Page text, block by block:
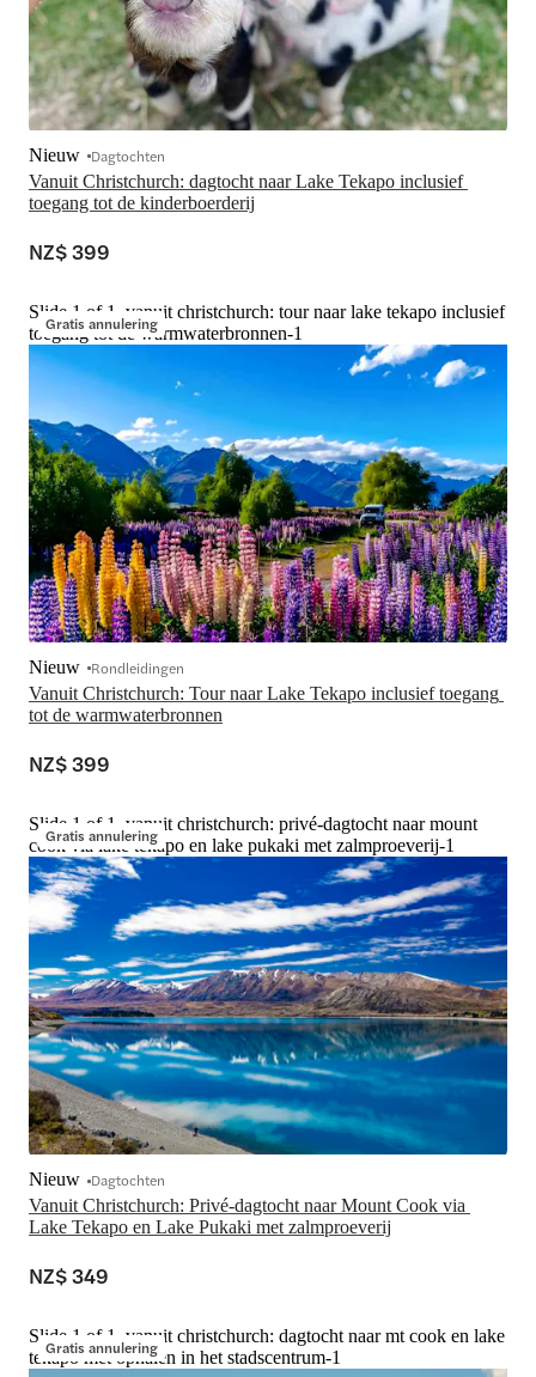
Vanuit Christchurch: dagtocht naar Lake Tekapo inclusief
toegang tot de kinderboerderij
Nieuw Dagtochten
NZ$ 399
Gratis annulering
Slide 1 of 1, vanuit christchurch: tour naar lake tekapo inclusief
toegang tot de warmwaterbronnen-1
Vanuit Christchurch: Tour naar Lake Tekapo inclusief toegang
tot de warmwaterbronnen
Nieuw Rondleidingen
NZ$ 399
Gratis annulering
Slide 1 of 1, vanuit christchurch: privé-dagtocht naar mount
cook via lake tekapo en lake pukaki met zalmproeverij-1
Vanuit Christchurch: Privé-dagtocht naar Mount Cook via
Lake Tekapo en Lake Pukaki met zalmproeverij
Nieuw Dagtochten
NZ$ 349
Gratis annulering
Slide 1 of 1, vanuit christchurch: dagtocht naar mt cook en lake
tekapo met ophalen in het stadscentrum-1